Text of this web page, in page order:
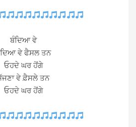
ਬੰਦਿਆ ਵੇ
ਵੇ ਫੈਸਲ ਤਨ
ਓਹਦੇ ਘਰ ਹੋਂਗੇ
ਵੇ ਫ਼ੈਸਲੇ ਤਨ
ਓਹਦੇ ਘਰ ਹੋਂਗੇ